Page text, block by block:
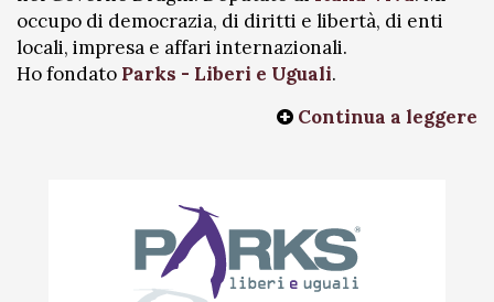
occupo di democrazia, di diritti e libertà, di enti
locali, impresa e affari internazionali.
Ho fondato Parks - Liberi e Uguali.
Continua a leggere